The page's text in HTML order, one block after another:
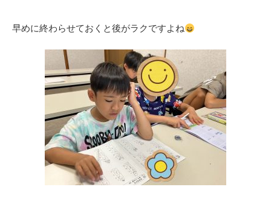
早めに終わらせておくと後がラクですよね